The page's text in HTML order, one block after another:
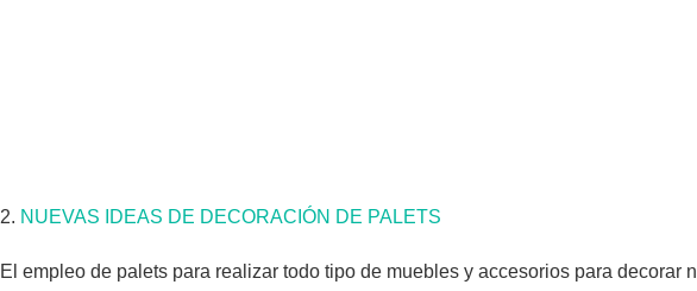
2. NUEVAS IDEAS DE DECORACIÓN DE PALETS
El empleo de palets para realizar todo tipo de muebles y accesorios para decorar